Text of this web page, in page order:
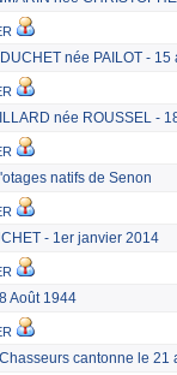
née PAILOT - 15
née ROUSSEL -
natifs de Senon
- 1er janvier 2014
Août 1944
cantonne le 21